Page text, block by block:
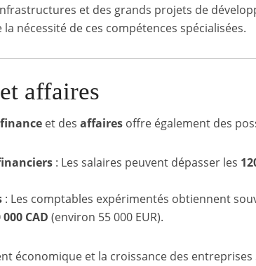
et des grands projets de
nécessité de ces compétences spécialisées.
affaires
finance et des affaires offre également des
: Les salaires peuvent dépasser les
: Les comptables expérimentés obtiennent
000 CAD (environ 55 000 EUR).
économique et la croissance des